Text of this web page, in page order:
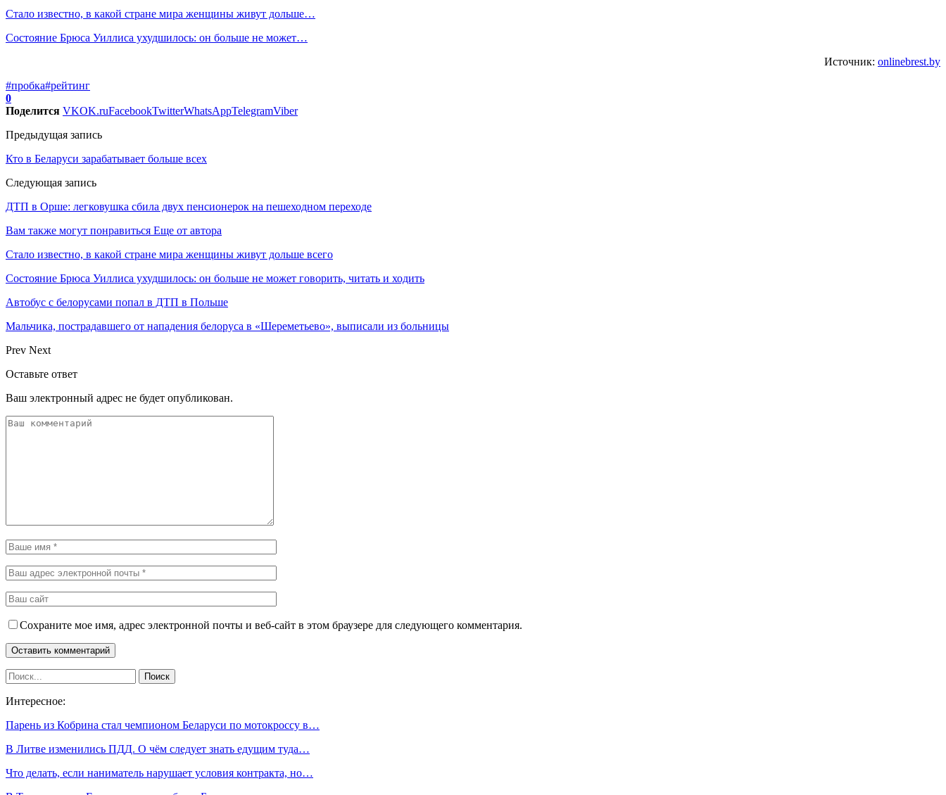
Стало известно, в какой стране мира женщины живут дольше…
Состояние Брюса Уиллиса ухудшилось: он больше не может…
Источник: onlinebrest.by
#пробка#рейтинг
0
Поделится VKOK.ruFacebookTwitterWhatsAppTelegramViber
Предыдущая запись
Кто в Беларуси зарабатывает больше всех
Следующая запись
ДТП в Орше: легковушка сбила двух пенсионерок на пешеходном переходе
Вам также могут понравиться Еще от автора
Стало известно, в какой стране мира женщины живут дольше всего
Состояние Брюса Уиллиса ухудшилось: он больше не может говорить, читать и ходить
Автобус с белорусами попал в ДТП в Польше
Мальчика, пострадавшего от нападения белоруса в «Шереметьево», выписали из больницы
Prev Next
Оставьте ответ
Ваш электронный адрес не будет опубликован.
Сохраните мое имя, адрес электронной почты и веб-сайт в этом браузере для следующего комментария.
Интересное:
Парень из Кобрина стал чемпионом Беларуси по мотокроссу в…
В Литве изменились ПДД. О чём следует знать едущим туда…
Что делать, если наниматель нарушает условия контракта, но…